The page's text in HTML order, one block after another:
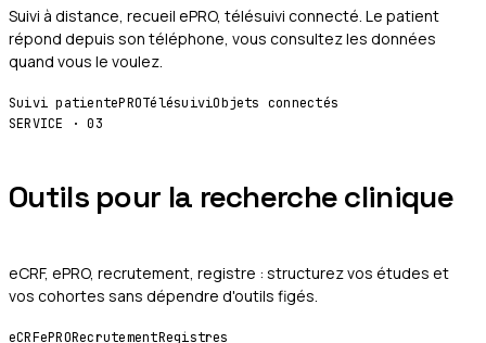
Suivi à distance, recueil ePRO, télésuivi connecté. Le patient
répond depuis son téléphone, vous consultez les données
quand vous le voulez.
Suivi patientePROTélésuiviObjets connectés
SERVICE ·03
Outils pour la recherche clinique
eCRF, ePRO, recrutement, registre : structurez vos études et
vos cohortes sans dépendre d'outils figés.
eCRFePRORecrutementRegistres